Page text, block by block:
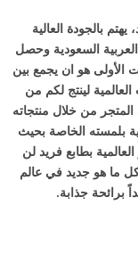
بالجودة العالية
السعودية وحصل
الأولى هو ان يجمع بين
لينتج لكم من
من خلال منتجاته
بلمسته الخاصة بحيث
بطابع فريد لن
كل ما هو جديد في عالم
برائحة جذابة.